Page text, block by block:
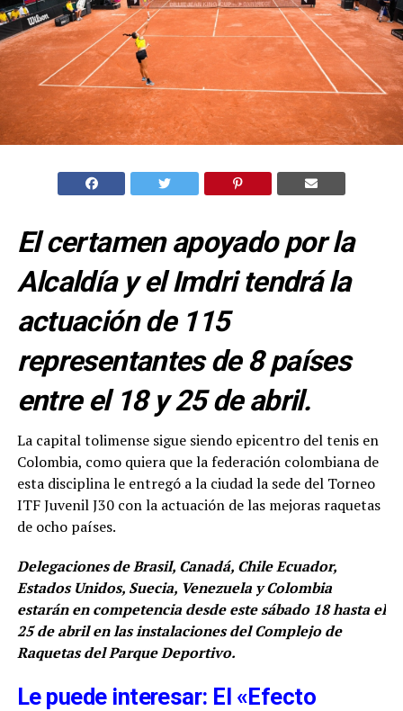
El certamen apoyado por la
Alcaldía y el Imdri tendrá la
actuación de 115
representantes de 8 países
entre el 18 y 25 de abril.
La capital tolimense sigue siendo epicentro del tenis en
Colombia, como quiera que la federación colombiana de
esta disciplina le entregó a la ciudad la sede del Torneo
ITF Juvenil J30 con la actuación de las mejoras raquetas
de ocho países.
Delegaciones de Brasil, Canadá, Chile Ecuador,
Estados Unidos, Suecia, Venezuela y Colombia
estarán en competencia desde este sábado 18 hasta el
25 de abril en las instalaciones del Complejo de
Raquetas del Parque Deportivo.
Le puede interesar: El «Efecto